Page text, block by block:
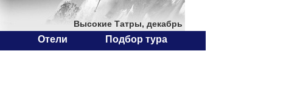
Высокие Татры, декабрь
Отели Подбор тура